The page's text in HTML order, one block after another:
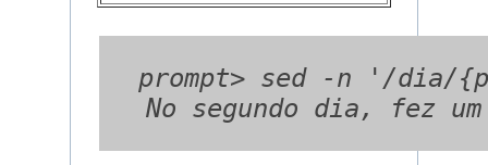
prompt> sed -n '/dia/